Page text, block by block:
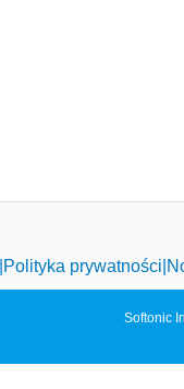
Polityka prywatności
Softonic